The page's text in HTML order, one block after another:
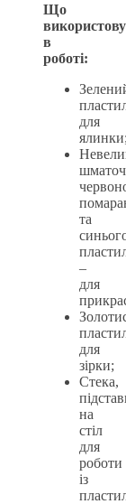
Що
в
роботі:
для
ялинки;
та
–
для
для
зірки;
Стека,
на
стіл
для
роботи
із